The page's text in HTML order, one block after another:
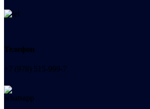
Телефон
+7 (978) 515-999-7